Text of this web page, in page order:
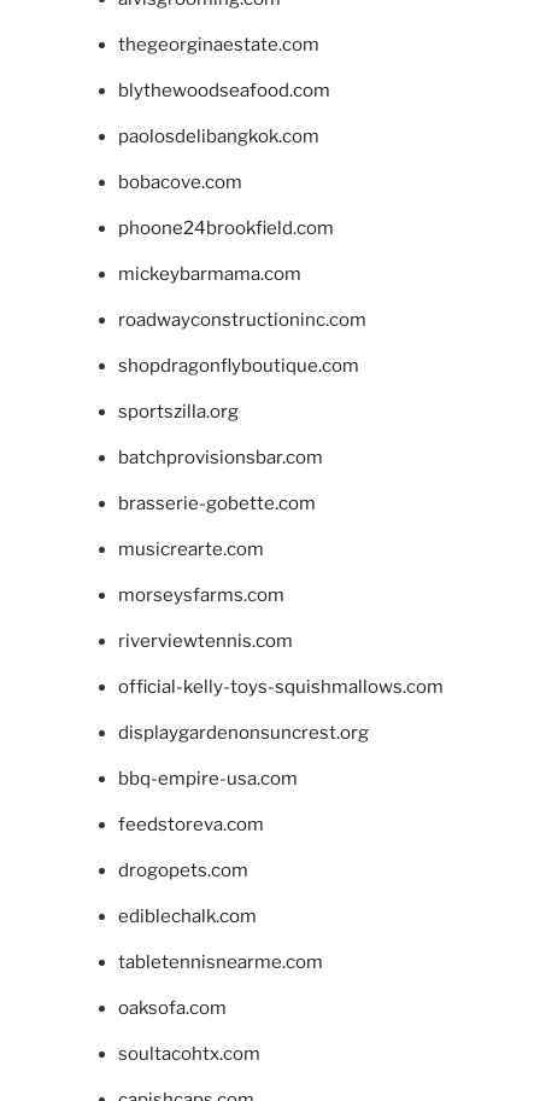
thegeorginaestate.com
blythewoodseafood.com
paolosdelibangkok.com
bobacove.com
phoone24brookfield.com
mickeybarmama.com
roadwayconstructioninc.com
shopdragonflyboutique.com
sportszilla.org
batchprovisionsbar.com
brasserie-gobette.com
musicrearte.com
morseysfarms.com
riverviewtennis.com
official-kelly-toys-squishmallows.com
displaygardenonsuncrest.org
bbq-empire-usa.com
feedstoreva.com
drogopets.com
ediblechalk.com
tabletennisnearme.com
oaksofa.com
soultacohtx.com